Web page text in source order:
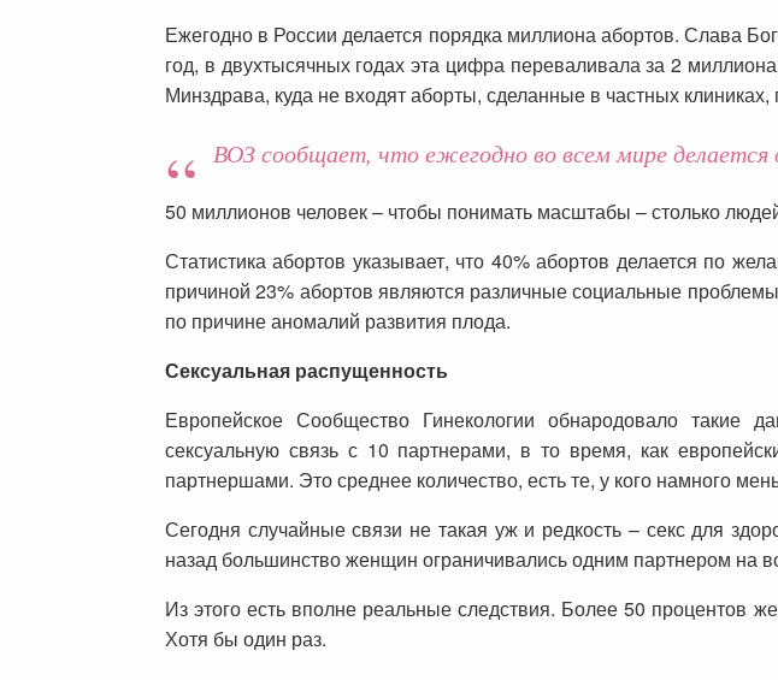
Ежегодно в России делается порядка миллиона абортов. Слава
год, в двухтысячных годах эта цифра переваливала за 2
Минздрава, куда не входят аборты, сделанные в частных
ВОЗ сообщает, что ежегодно во всем мире делается
50 миллионов человек – чтобы понимать масштабы – столько
Статистика абортов указывает, что 40% абортов делается по
причиной 23% абортов являются различные социальные
по причине аномалий развития плода.
Сексуальная распущенность
Европейское Сообщество Гинекологии обнародовало
сексуальную связь с 10 партнерами, в то время, как
партнершами. Это среднее количество, есть те, у кого намного
Сегодня случайные связи не такая уж и редкость – секс для
назад большинство женщин ограничивались одним партнером на
Из этого есть вполне реальные следствия. Более 50
Хотя бы один раз.